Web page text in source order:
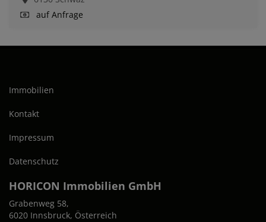
auf Anfrage
Immobilien
Kontakt
Impressum
Datenschutz
HORICON Immobilien GmbH
Grabenweg 58,
6020 Innsbruck, Österreich